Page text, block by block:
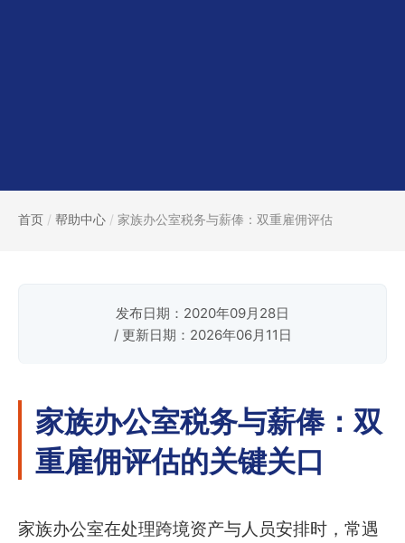
首页 / 帮助中心 / 家族办公室税务与薪俸：双重雇佣评估
发布日期：2020年09月28日
/ 更新日期：2026年06月11日
家族办公室税务与薪俸：双
重雇佣评估的关键关口
家族办公室在处理跨境资产与人员安排时，常遇